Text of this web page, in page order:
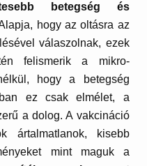
betegség és
hogy az oltásra az
válaszolnak, ezek
felismerik a mikro-
hogy a betegség
ez csak elmélet, a
a dolog. A vakcináció
ártalmatlanok, kisebb
mint maguk a